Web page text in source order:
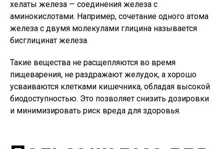
хелаты железа — соединения железа с
аминокислотами. Например, сочетание одного атома
железа с двумя молекулами глицина называется
бисглицинат железа.
Такие вещества не расщепляются во время
пищеварения, не раздражают желудок, а хорошо
усваиваются клетками кишечника, обладая высокой
биодоступностью. Это позволяет снизить дозировки
и минимизировать риск вреда для здоровья.